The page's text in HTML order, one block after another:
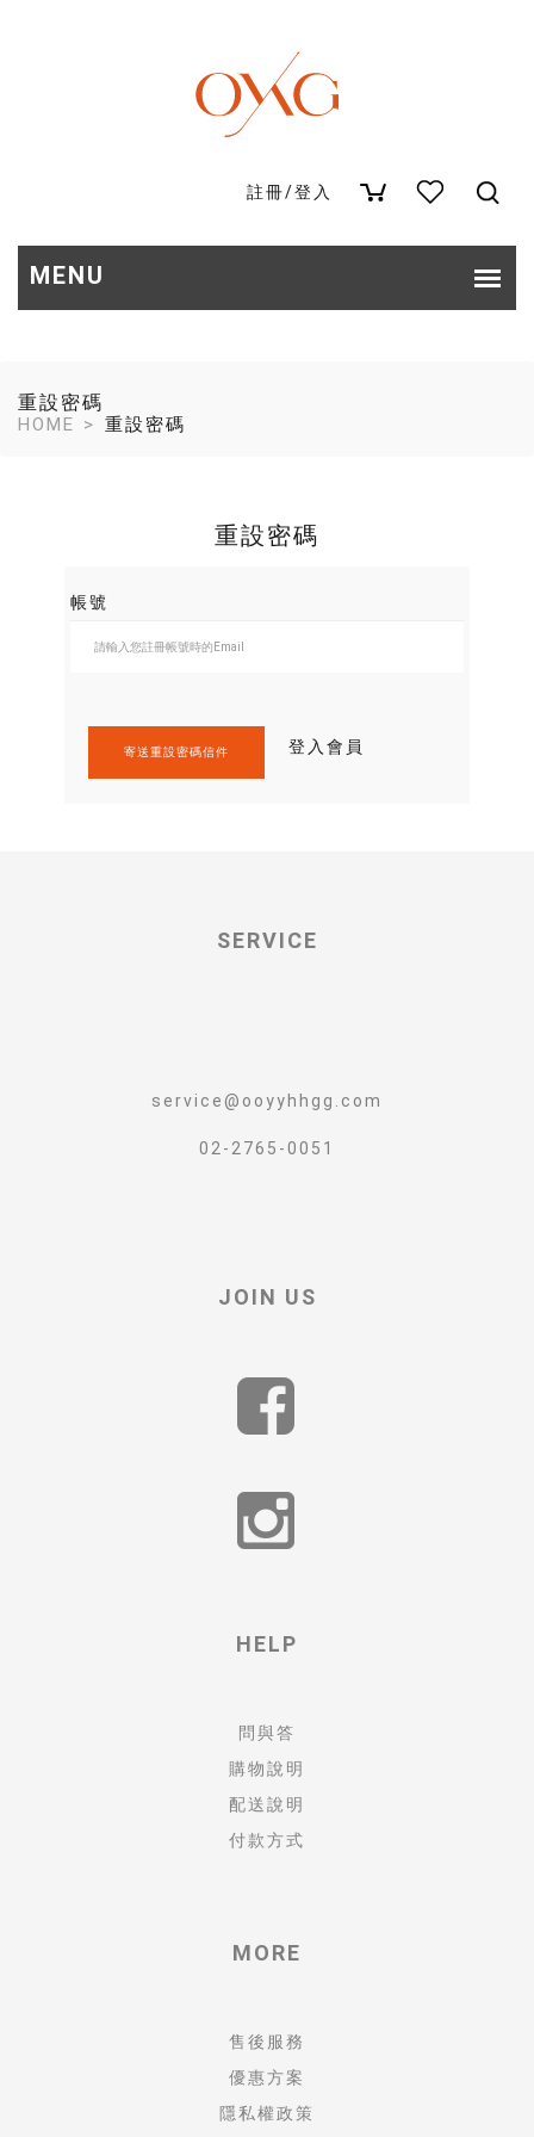
註冊/登入
重設密碼
HOME 重設密碼
重設密碼
帳號
寄送重設密碼信件 登入會員
SERVICE
service@ooyyhhgg.com
02-2765-0051
JOIN US
HELP
問與答
購物說明
配送說明
付款方式
MORE
售後服務
優惠方案
隱私權政策